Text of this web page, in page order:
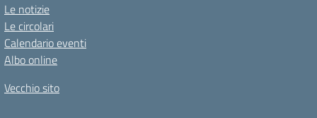
Le notizie
Le circolari
Calendario eventi
Albo online
Vecchio sito